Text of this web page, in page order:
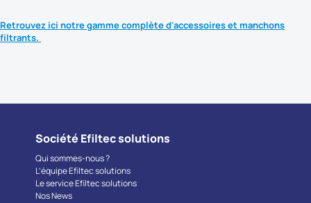
Retrouvez ici notre gamme complète d'accessoires et manchons
filtrants.
Société Efiltec solutions
Qui sommes-nous ?
L’équipe Efiltec solutions
Le service Efiltec solutions
Nos News